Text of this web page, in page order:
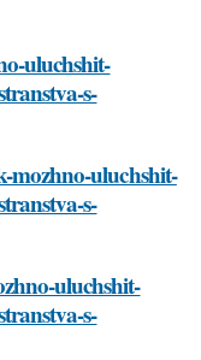
uluchshit-
s-
mozhno-uluchshit-
s-
uluchshit-
s-